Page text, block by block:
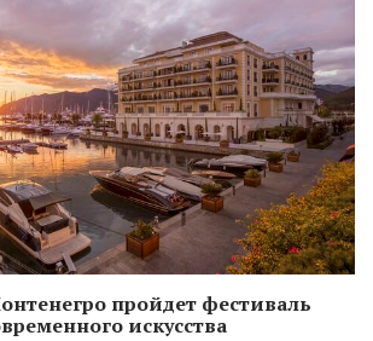
пройдет фестиваль
искусства